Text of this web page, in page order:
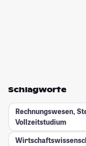
Schlagworte
Rechnungswesen,
Vollzeitstudium